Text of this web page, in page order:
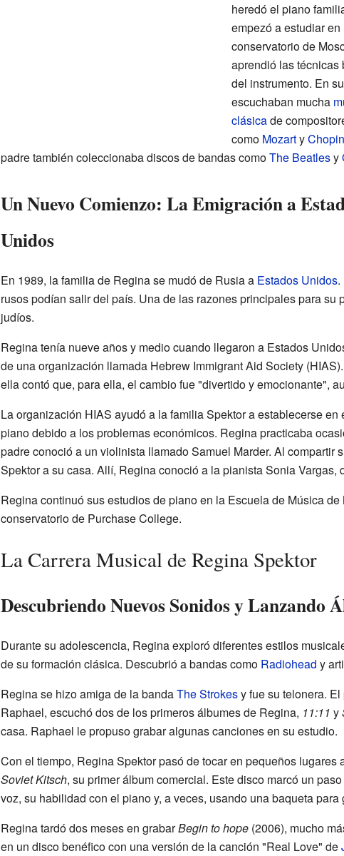
heredó el piano
empezó a estudiar en
conservatorio de
aprendió las técnicas
del instrumento. En
escuchaban mucha
clásicade
como MozartyChopin
padre también coleccionaba discos de bandas comoThe Beatlesy
Un Nuevo Comienzo: La Emigración a
Unidos
En 1989, la familia de Regina se mudó de Rusia a Estados Unidos.
rusos podían salir del país. Una de las razones principales para
judíos.
Regina tenía nueve años y medio cuando llegaron a Estados
de una organización llamada Hebrew Immigrant Aid Society
ella contó que, para ella, el cambio fue "divertido y emocionante",
La organización HIAS ayudó a la familia Spektor a establecerse en
piano debido a los problemas económicos. Regina practicaba
padre conoció a un violinista llamado Samuel Marder. Al compartir
Spektor a su casa. Allí, Regina conoció a la pianista Sonia
Regina continuó sus estudios de piano en la Escuela de Música
conservatorio de Purchase College.
La Carrera Musical de Regina Spektor
Descubriendo Nuevos Sonidos y Lanzando
Durante su adolescencia, Regina exploró diferentes estilos
de su formación clásica. Descubrió a bandas como Radiohead y
Regina se hizo amiga de la bandaThe Strokesy fue su telonera. El
Raphael, escuchó dos de los primeros álbumes de Regina, 11:11 y
casa. Raphael le propuso grabar algunas canciones en su estudio.
Con el tiempo, Regina Spektor pasó de tocar en pequeños
Soviet Kitsch, su primer álbum comercial. Este disco marcó un
voz, su habilidad con el piano y, a veces, usando una baqueta
Regina tardó dos meses en grabarBegin to hope(2006), mucho
en un disco benéfico con una versión de la canción "Real Love" de